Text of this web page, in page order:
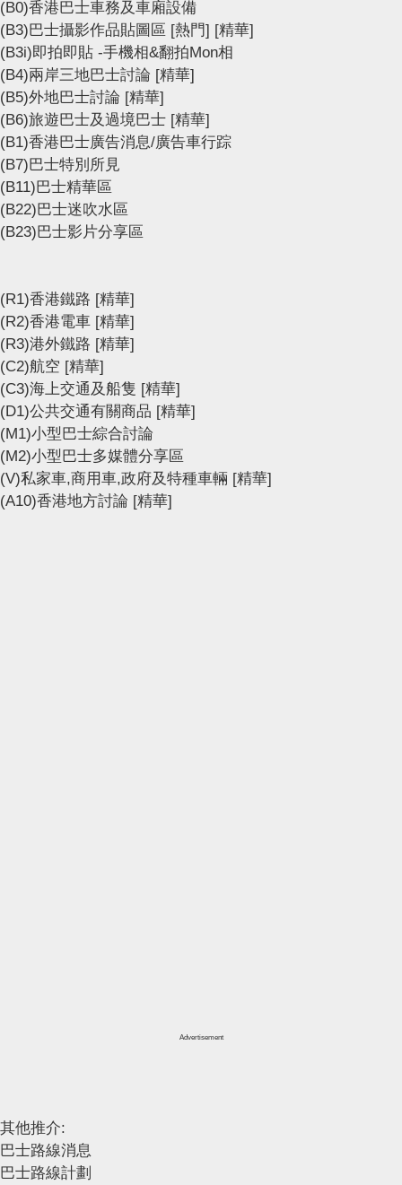
(B0)香港巴士車務及車廂設備
(B3)巴士攝影作品貼圖區 [熱門] [精華]
(B3i)即拍即貼 -手機相&翻拍Mon相
(B4)兩岸三地巴士討論 [精華]
(B5)外地巴士討論 [精華]
(B6)旅遊巴士及過境巴士 [精華]
(B1)香港巴士廣告消息/廣告車行踪
(B7)巴士特別所見
(B11)巴士精華區
(B22)巴士迷吹水區
(B23)巴士影片分享區
(R1)香港鐵路 [精華]
(R2)香港電車 [精華]
(R3)港外鐵路 [精華]
(C2)航空 [精華]
(C3)海上交通及船隻 [精華]
(D1)公共交通有關商品 [精華]
(M1)小型巴士綜合討論
(M2)小型巴士多媒體分享區
(V)私家車,商用車,政府及特種車輛 [精華]
(A10)香港地方討論 [精華]
Advertisement
其他推介:
巴士路線消息
巴士路線計劃